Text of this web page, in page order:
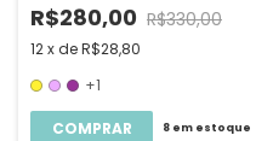
R$280,00 R$330,00
12xdeR$28,80
+1
COMPRAR 8em estoque